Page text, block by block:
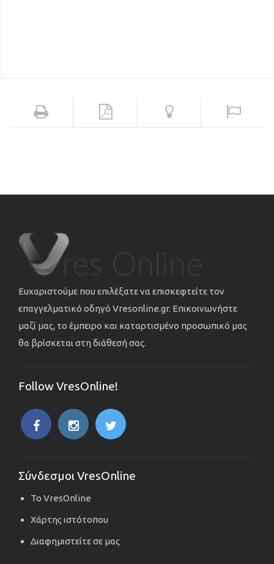
Ευχαριστούμε που επιλέξατε να επισκεφτείτε τον
επαγγελματικό οδηγό Vresonline.gr. Επικοινωνήστε
μαζί μας, το έμπειρο και καταρτισμένο προσωπικό μας
θα βρίσκεται στη διάθεσή σας.
Follow VresOnline!
Σύνδεσμοι VresOnline
Το VresOnline
Χάρτης ιστότοπου
Διαφημιστείτε σε μας